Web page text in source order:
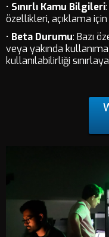
• Sınırlı Kamu Bilgileri
özellikleri, açıklama
• Beta Durumu: Bazı
veya yakında
kullanılabilirliği